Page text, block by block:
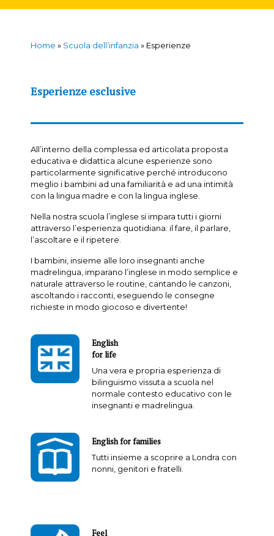
Home » Scuola dell’infanzia » Esperienze
Esperienze esclusive
All’interno della complessa ed articolata proposta
educativa e didattica alcune esperienze sono
particolarmente significative perché introducono
meglio i bambini ad una familiarità e ad una intimità
con la lingua madre e con la lingua inglese.
Nella nostra scuola l’inglese si impara tutti i giorni
attraverso l’esperienza quotidiana: il fare, il parlare,
l’ascoltare e il ripetere.
I bambini, insieme alle loro insegnanti anche
madrelingua, imparano l’inglese in modo semplice e
naturale attraverso le routine, cantando le canzoni,
ascoltando i racconti, eseguendo le consegne
richieste in modo giocoso e divertente!
English
for life
Una vera e propria esperienza di
bilinguismo vissuta a scuola nel
normale contesto educativo con le
insegnanti e madrelingua.
English for families
Tutti insieme a scoprire a Londra con
nonni, genitori e fratelli.
Feel